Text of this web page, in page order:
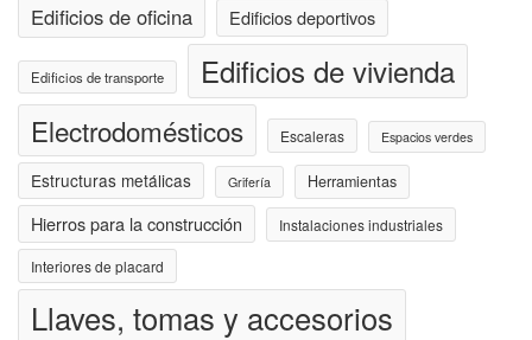
Edificios de oficina
Edificios deportivos
Edificios de transporte Edificios de vivienda
Electrodomésticos Escaleras Espacios verdes
Estructuras metálicas Grifería Herramientas
Hierros para la construcción Instalaciones industriales
Interiores de placard
Llaves, tomas y accesorios